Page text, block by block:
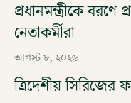
প্রধানমন্ত্রীকে বরণে
নেতাকর্মীরা
আগস্ট ৮, ২০২৬
ত্রিদেশীয় সিরিজের